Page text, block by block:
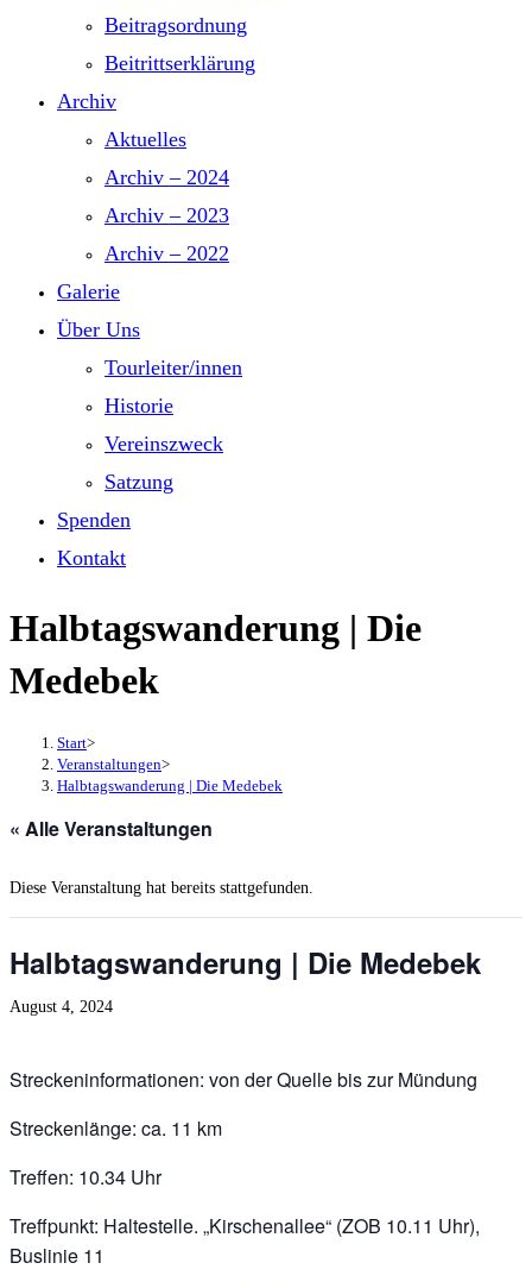
Beitragsordnung
Beitrittserklärung
Archiv
Aktuelles
Archiv – 2024
Archiv – 2023
Archiv – 2022
Galerie
Über Uns
Tourleiter/innen
Historie
Vereinszweck
Satzung
Spenden
Kontakt
Halbtagswanderung | Die
Medebek
Start>
Veranstaltungen>
Halbtagswanderung | Die Medebek
« Alle Veranstaltungen
Diese Veranstaltung hat bereits stattgefunden.
Halbtagswanderung | Die Medebek
August 4, 2024
Streckeninformationen: von der Quelle bis zur Mündung
Streckenlänge: ca. 11 km
Treffen: 10.34 Uhr
Treffpunkt: Haltestelle. „Kirschenallee“ (ZOB 10.11 Uhr),
Buslinie 11